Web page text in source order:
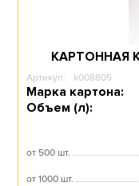
КАРТОННАЯ
Артикул: k008805
Марка картона:
Объем (л):
от 500 шт.
от 1000 шт.